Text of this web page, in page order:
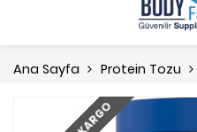
Ana Sayfa Protein Tozu